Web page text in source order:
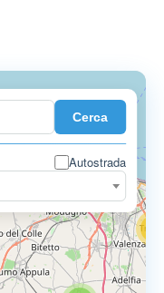
Cerca
Autostrada